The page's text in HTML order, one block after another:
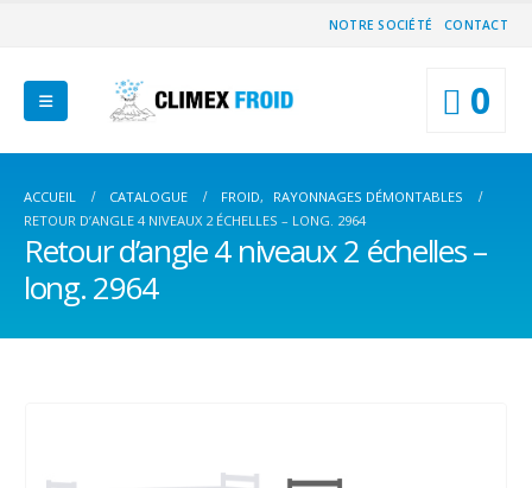
NOTRE SOCIÉTÉ CONTACT
0
ACCUEIL CATALOGUE FROID,
RAYONNAGES DÉMONTABLES
RETOUR D’ANGLE 4 NIVEAUX 2 ÉCHELLES – LONG. 2964
Retour d’angle 4 niveaux 2 échelles –
long. 2964